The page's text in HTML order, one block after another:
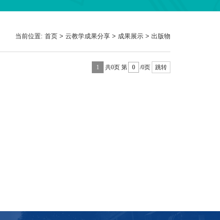
当前位置:首页 >云教学成果分享 > 成果展示 >出版物
1 共0页 第 /0页 跳转